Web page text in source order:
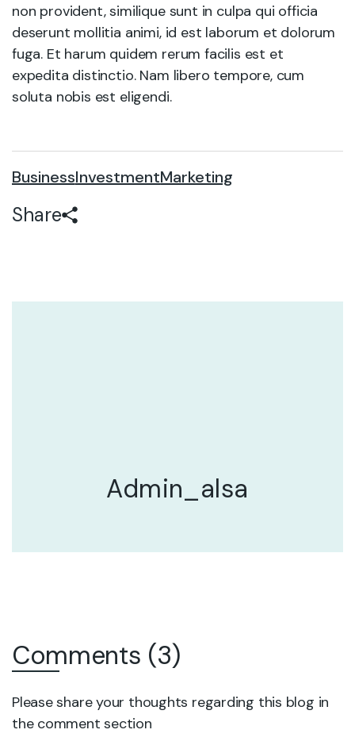
non provident, similique sunt in culpa qui officia
deserunt mollitia animi, id est laborum et dolorum
fuga. Et harum quidem rerum facilis est et
expedita distinctio. Nam libero tempore, cum
soluta nobis est eligendi.
BusinessInvestmentMarketing
Share
Admin_alsa
Comments (3)
Please share your thoughts regarding this blog in
the comment section